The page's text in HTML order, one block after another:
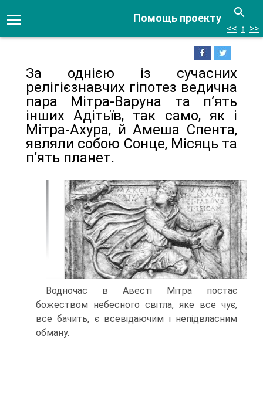
Помощь проекту
<< ↑ >>
За однією із сучасних
релігієзнавчих гіпотез ведична
пара Мітра-Варуна та п’ять
інших Адітьїв, так само, як і
Мітра-Ахура, й Амеша Спента,
являли собою Сонце, Місяць та
п’ять планет.
Водночас в Авесті Мітра постає
божеством не­бесного світла, яке все чує,
все бачить, є всевідаючим і непідвласним
обману.